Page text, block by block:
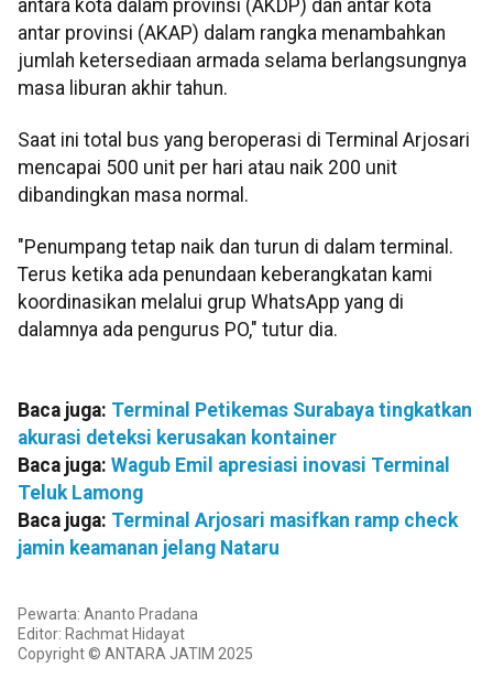
antara kota dalam provinsi (AKDP) dan antar kota
antar provinsi (AKAP) dalam rangka menambahkan
jumlah ketersediaan armada selama berlangsungnya
masa liburan akhir tahun.
Saat ini total bus yang beroperasi di Terminal Arjosari
mencapai 500 unit per hari atau naik 200 unit
dibandingkan masa normal.
"Penumpang tetap naik dan turun di dalam terminal.
Terus ketika ada penundaan keberangkatan kami
koordinasikan melalui grup WhatsApp yang di
dalamnya ada pengurus PO," tutur dia.
Baca juga: Terminal Petikemas Surabaya tingkatkan
akurasi deteksi kerusakan kontainer
Baca juga: Wagub Emil apresiasi inovasi Terminal
Teluk Lamong
Baca juga: Terminal Arjosari masifkan ramp check
jamin keamanan jelang Nataru
Pewarta: Ananto Pradana
Editor: Rachmat Hidayat
Copyright © ANTARA JATIM 2025